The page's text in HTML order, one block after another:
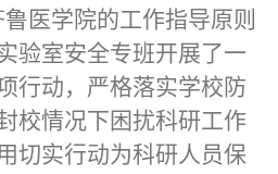
医学院的工作指导原则
验室安全专班开展了一
行动，严格落实学校防
校情况下困扰科研工作
切实行动为科研人员保